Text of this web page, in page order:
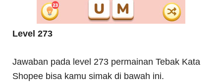
Level 273
Jawaban pada level 273 permainan Tebak Kata
Shopee bisa kamu simak di bawah ini.